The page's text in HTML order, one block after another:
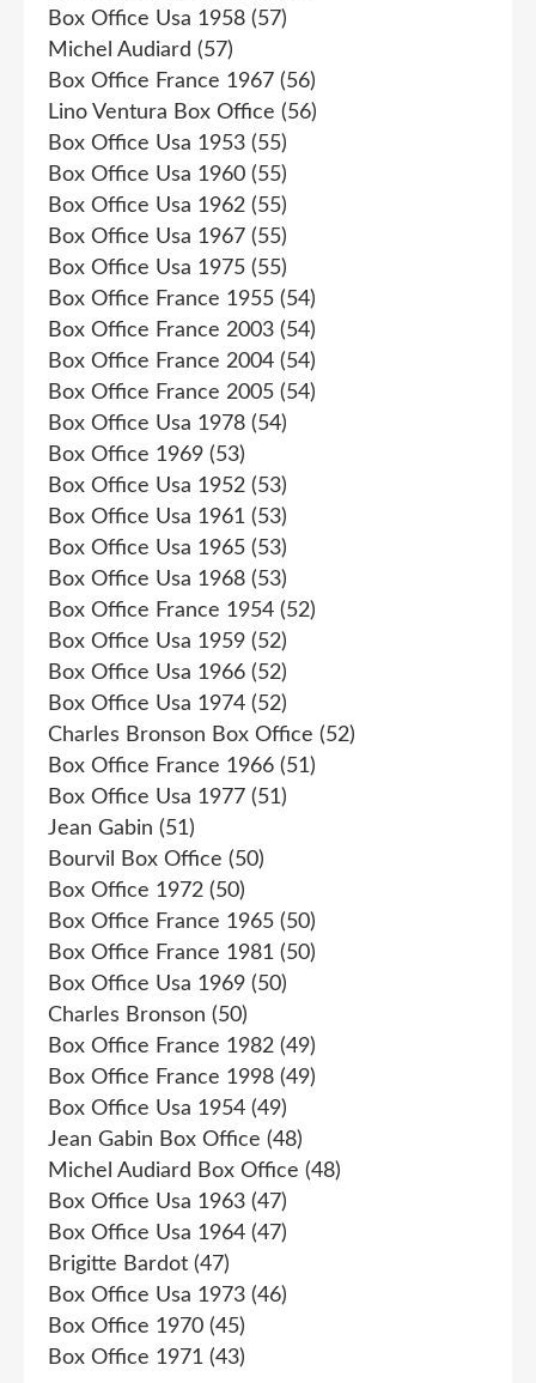
Box Office Usa 1958 (57)
Michel Audiard (57)
Box Office France 1967 (56)
Lino Ventura Box Office (56)
Box Office Usa 1953 (55)
Box Office Usa 1960 (55)
Box Office Usa 1962 (55)
Box Office Usa 1967 (55)
Box Office Usa 1975 (55)
Box Office France 1955 (54)
Box Office France 2003 (54)
Box Office France 2004 (54)
Box Office France 2005 (54)
Box Office Usa 1978 (54)
Box Office 1969 (53)
Box Office Usa 1952 (53)
Box Office Usa 1961 (53)
Box Office Usa 1965 (53)
Box Office Usa 1968 (53)
Box Office France 1954 (52)
Box Office Usa 1959 (52)
Box Office Usa 1966 (52)
Box Office Usa 1974 (52)
Charles Bronson Box Office (52)
Box Office France 1966 (51)
Box Office Usa 1977 (51)
Jean Gabin (51)
Bourvil Box Office (50)
Box Office 1972 (50)
Box Office France 1965 (50)
Box Office France 1981 (50)
Box Office Usa 1969 (50)
Charles Bronson (50)
Box Office France 1982 (49)
Box Office France 1998 (49)
Box Office Usa 1954 (49)
Jean Gabin Box Office (48)
Michel Audiard Box Office (48)
Box Office Usa 1963 (47)
Box Office Usa 1964 (47)
Brigitte Bardot (47)
Box Office Usa 1973 (46)
Box Office 1970 (45)
Box Office 1971 (43)